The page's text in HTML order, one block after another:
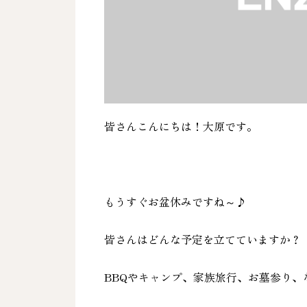
皆さんこんにちは！大原です。
もうすぐお盆休みですね～♪
皆さんはどんな予定を立てていますか？
BBQやキャンプ、家族旅行、お墓参り、